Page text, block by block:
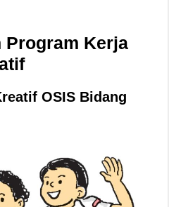
Program Kerja
OSIS Bidang